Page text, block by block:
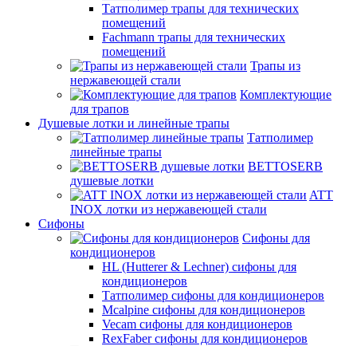
Татполимер трапы для технических
помещений
Fachmann трапы для технических
помещений
Трапы из
нержавеющей стали
Комплектующие
для трапов
Душевые лотки и линейные трапы
Татполимер
линейные трапы
BETTOSERB
душевые лотки
ATT
INOX лотки из нержавеющей стали
Сифоны
Сифоны для
кондиционеров
HL (Hutterer & Lechner) сифоны для
кондиционеров
Татполимер сифоны для кондиционеров
Mcalpine сифоны для кондиционеров
Vecam сифоны для кондиционеров
RexFaber сифоны для кондиционеров